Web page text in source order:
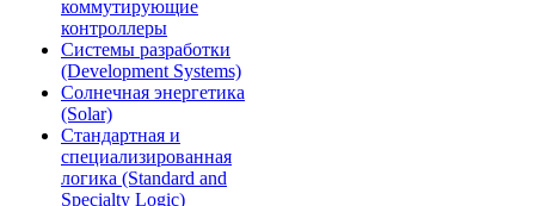
коммутирующие
контроллеры
Системы разработки
(Development Systems)
Солнечная энергетика
(Solar)
Стандартная и
специализированная
логика (Standard and
Specialty Logic)